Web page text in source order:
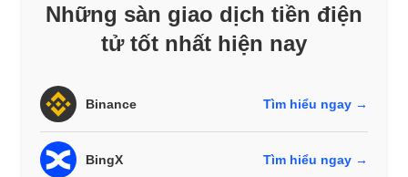
Những sàn giao dịch tiền điện
tử tốt nhất hiện nay
Binance Tìm hiểu ngay →
BingX Tìm hiểu ngay →